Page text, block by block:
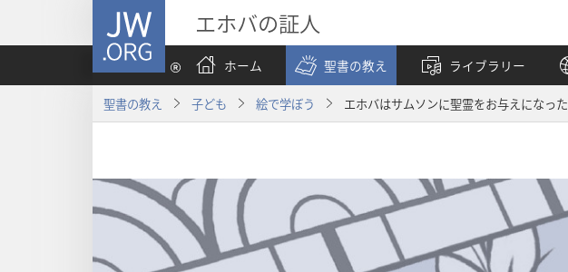
JW.ORG エホバの証人
ホーム
聖書の教え ライブラリー
聖書の教え 子ども 絵で学ぼう エホバはサムソンに聖霊をお与えになった